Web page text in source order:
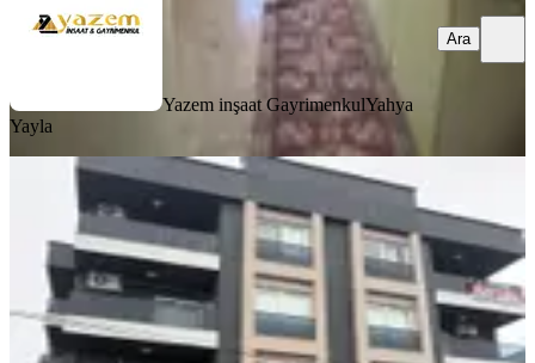
Yazem inşaat GayrimenkulYahya
Yayla
Ara
Tüzün'den Kocahasalı'da 1+1 Eşyalı
Satılık Daire
Erdemli, Kocahasanlı Mahallesi
1+1·60 m² 1. Kat· 06.08.2026
2.250.000 ₺